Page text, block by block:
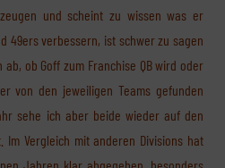
und scheint zu wissen was er
49ers verbessern, ist schwer zu sagen
ob Goff zum Franchise QB wird oder
von den jeweiligen Teams gefunden
sehe ich aber beide wieder auf den
Im Vergleich mit anderen Divisions hat